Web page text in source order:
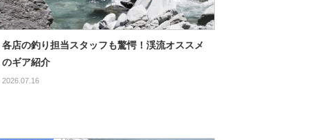
各店の釣り担当スタッフも驚愕！渓流オススメ
のギア紹介
2026.07.16